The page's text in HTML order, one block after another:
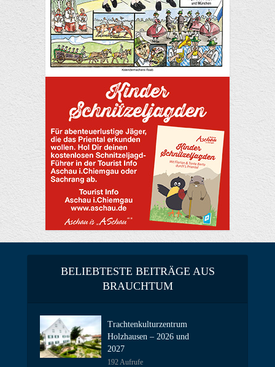
BELIEBTESTE BEITRÄGE AUS
BRAUCHTUM
Trachtenkulturzentrum
Holzhausen – 2026 und
2027
192 Aufrufe